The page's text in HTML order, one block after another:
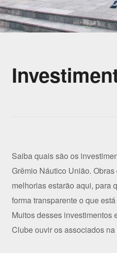
Saiba quais são os
Grêmio Náutico União.
melhorias estarão aqui, para
forma transparente o que
Muitos desses investimentos
Clube ouvir os associados